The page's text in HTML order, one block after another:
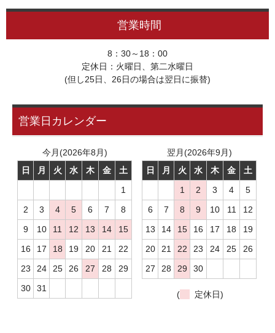
営業時間
8：30～18：00
定休日：火曜日、第二水曜日
(但し25日、26日の場合は翌日に振替)
営業日カレンダー
今月(2026年8月)
日
月 火 水 木 金
土
1
2
3 4 5 6 7
8
9
10 11 12 13 14
15
16
17 18 19 20 21
22
23
24 25 26 27 28
29
30
31
翌月(2026年9月)
日
月 火 水 木 金
土
1
2 3 4
5
6
7 8 9 10 11
12
13
14 15 16 17 18
19
20
21 22 23 24 25
26
27
28 29 30
( 定休日)